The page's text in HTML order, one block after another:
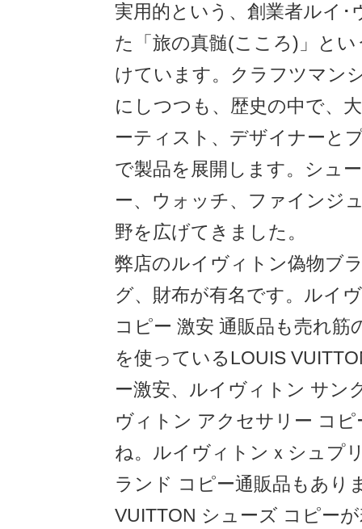
実用的という、創業者ルイ･
た「旅の真髄(こころ)」と
けています。クラフツマン
にしつつも、歴史の中で、
ーティスト、デザイナーと
で製品を展開します。シュ
ー、ウォッチ、ファインジ
野を広げてきました。
弊店のルイヴィトン偽物ブ
グ、財布が有名です。ルイ
コピー 激安 通販品も売れ筋
を使っているLOUIS
ー激安、ルイヴィトン サン
ヴィトン アクセサリー コ
ね。ルイヴィトンｘシュプ
ランド コピー通販品もあり
VUITTON シューズ コピー